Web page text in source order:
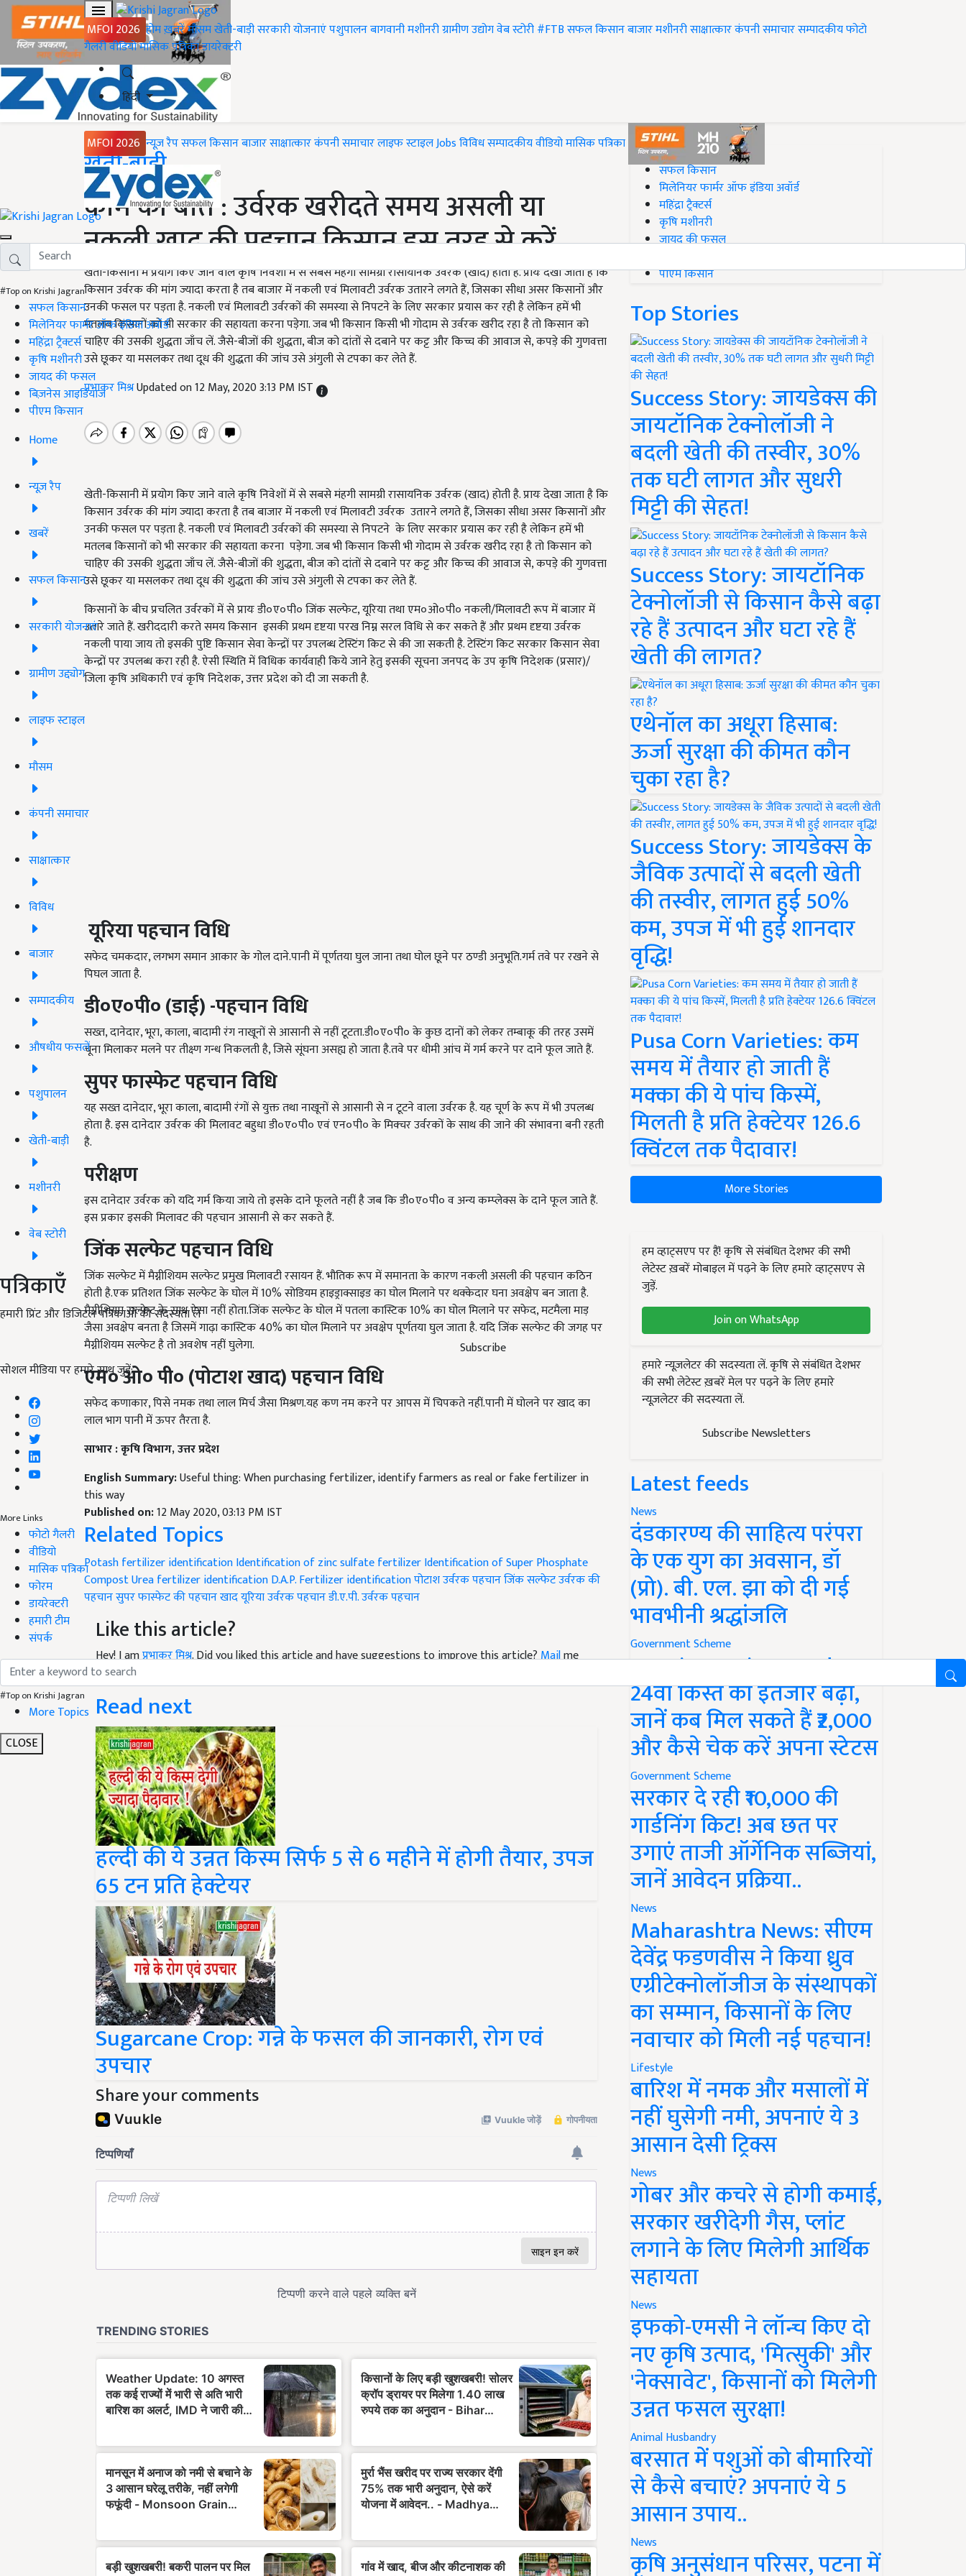
MFOI 2026 होमख़बरेंमौसमखेती-बाड़ीसरकारी योजनाएंपशुपालनबागवानीमशीनरीग्रामीण उद्योगवेब स्टोरी#FTBसफल किसानबाजारमशीनरीसाक्षात्कारकंपनी समाचारसम्पादकीयफोटो
गैलरीवीडियोमासिक पत्रिकाडायरेक्टरी
हिंदी
MFOI 2026 न्यूज़ रैपसफल किसानबाजारसाक्षात्कारकंपनी समाचारलाइफ स्टाइलJobsविविधसम्पादकीयवीडियोमासिक पत्रिका
#Top on Krishi Jagran
सफल किसान
मिलेनियर फार्मर ऑफ इंडिया अवॉर्ड
महिंद्रा ट्रैक्टर्स
कृषि मशीनरी
जायद की फसल
बिज़नेस आइडियाज
पीएम किसान
Home
न्यूज़ रैप
खबरें
सफल किसान
सरकारी योजनाएं
ग्रामीण उद्द्योग
लाइफ स्टाइल
मौसम
कंपनी समाचार
साक्षात्कार
विविध
बाजार
सम्पादकीय
औषधीय फसलें
पशुपालन
खेती-बाड़ी
मशीनरी
वेब स्टोरी
पत्रिकाएँ
हमारी प्रिंट और डिजिटल पत्रिकाओं की सदस्यता लें
Subscribe
सोशल मीडिया पर हमारे साथ जुड़ें:
More Links
फोटो गैलरी
वीडियो
मासिक पत्रिका
फोरम
डायरेक्टरी
हमारी टीम
संपर्क
#Top on Krishi Jagran
More Topics
CLOSE
Home
खेती-बाड़ी
काम की बात : उर्वरक खरीदते समय असली या
नकली खाद की पहचान किसान इस तरह से करें
खेती-किसानी में प्रयोग किए जाने वाले कृषि निवेशों में से सबसे मंहगी सामग्री रासायनिक उर्वरक (खाद) होती है. प्रायः देखा जाता है कि
किसान उर्वरक की मांग ज्यादा करता है तब बाजार में नकली एवं मिलावटी उर्वरक उतारने लगते हैं, जिसका सीधा असर किसानों और
उनकी फसल पर पड़ता है. नकली एवं मिलावटी उर्वरकों की समस्या से निपटने के लिए सरकार प्रयास कर रही है लेकिन हमें भी
मतलब किसानों को भी सरकार की सहायता करना पड़ेगा. जब भी किसान किसी भी गोदाम से उर्वरक खरीद रहा है तो किसान को
चाहिए की उसकी शुद्धता जाँच लें. जैसे-बीजों की शुद्धता, बीज को दांतों से दबाने पर कट्ट और किच्च की आवाज से, कपड़े की गुणवत्ता
उसे छूकर या मसलकर तथा दूध की शुद्धता की जांच उसे अंगुली से टपका कर लेते हैं.
प्रभाकर मिश्रUpdated on 12 May, 2020 3:13 PM IST
खेती-किसानी में प्रयोग किए जाने वाले कृषि निवेशों में से सबसे मंहगी सामग्री रासायनिक उर्वरक (खाद) होती है. प्रायः देखा जाता है कि
किसान उर्वरक की मांग ज्यादा करता है तब बाजार में नकली एवं मिलावटी उर्वरक उतारने लगते हैं, जिसका सीधा असर किसानों और
उनकी फसल पर पड़ता है. नकली एवं मिलावटी उर्वरकों की समस्या से निपटने के लिए सरकार प्रयास कर रही है लेकिन हमें भी
मतलब किसानों को भी सरकार की सहायता करना पड़ेगा. जब भी किसान किसी भी गोदाम से उर्वरक खरीद रहा है तो किसान को
चाहिए की उसकी शुद्धता जाँच लें. जैसे-बीजों की शुद्धता, बीज को दांतों से दबाने पर कट्ट और किच्च की आवाज से, कपड़े की गुणवत्ता
उसे छूकर या मसलकर तथा दूध की शुद्धता की जांच उसे अंगुली से टपका कर लेते हैं.
किसानों के बीच प्रचलित उर्वरकों में से प्रायः डी०ए०पी० जिंक सल्फेट, यूरिया तथा एम०ओ०पी० नकली/मिलावटी रूप में बाजार में
उतारे जाते हैं. खरीददारी करते समय किसान इसकी प्रथम दृष्टया परख निम्न सरल विधि से कर सकते हैं और प्रथम दृष्टया उर्वरक
नकली पाया जाय तो इसकी पुष्टि किसान सेवा केन्द्रों पर उपलब्ध टेस्टिंग किट से की जा सकती है. टेस्टिंग किट सरकार किसान सेवा
केन्द्रों पर उपलब्ध करा रही है. ऐसी स्थिति में विधिक कार्यवाही किये जाने हेतु इसकी सूचना जनपद के उप कृषि निदेशक (प्रसार)/
जिला कृषि अधिकारी एवं कृषि निदेशक, उत्तर प्रदेश को दी जा सकती है.
यूरियापहचानविधि
सफेद चमकदार, लगभग समान आकार के गोल दाने.पानी में पूर्णतया घुल जाना तथा घोल छूने पर ठण्डी अनुभूति.गर्म तवे पर रखने से
पिघल जाता है.
डी०ए०पी०(डाई) -पहचानविधि
सख्त, दानेदार, भूरा, काला, बादामी रंग नाखूनों से आसानी से नहीं टूटता.डी०ए०पी० के कुछ दानों को लेकर तम्बाकू की तरह उसमें
चूना मिलाकर मलने पर तीक्ष्ण गन्ध निकलती है, जिसे सूंघना असह्य हो जाता है.तवे पर धीमी आंच में गर्म करने पर दाने फूल जाते हैं.
सुपरफास्फेटपहचानविधि
यह सख्त दानेदार, भूरा काला, बादामी रंगों से युक्त तथा नाखूनों से आसानी से न टूटने वाला उर्वरक है. यह चूर्ण के रूप में भी उपलब्ध
होता है. इस दानेदार उर्वरक की मिलावट बहुधा डी०ए०पी० एवं एन०पी० के मिक्चर उर्वरकों के साथ की जाने की संभावना बनी रहती
है.
परीक्षण
इस दानेदार उर्वरक को यदि गर्म किया जाये तो इसके दाने फूलते नहीं है जब कि डी०ए०पी० व अन्य कम्प्लेक्स के दाने फूल जाते हैं.
इस प्रकार इसकी मिलावट की पहचान आसानी से कर सकते हैं.
जिंकसल्फेटपहचानविधि
जिंक सल्फेट में मैग्नीशियम सल्फेट प्रमुख मिलावटी रसायन हैं. भौतिक रूप में समानता के कारण नकली असली की पहचान कठिन
होती है.एक प्रतिशत जिंक सल्फेट के घोल में 10% सोडियम हाइड्राक्साइड का घोल मिलाने पर थक्केदार घना अवक्षेप बन जाता है.
मैग्नीशियम सल्फेट के साथ ऐसा नहीं होता.जिंक सल्फेट के घोल में पतला कास्टिक 10% का घोल मिलाने पर सफेद, मटमैला माड़
जैसा अवक्षेप बनता है जिसमें गाढ़ा कास्टिक 40% का घोल मिलाने पर अवक्षेप पूर्णतया घुल जाता है. यदि जिंक सल्फेट की जगह पर
मैग्नीशियम सल्फेट है तो अवशेष नहीं घुलेगा.
एम०ओ०पी०(पोटाशखाद)पहचानविधि
सफेद कणाकार, पिसे नमक तथा लाल मिर्च जैसा मिश्रण.यह कण नम करने पर आपस में चिपकते नहीं.पानी में घोलने पर खाद का
लाल भाग पानी में ऊपर तैरता है.
साभार:कृषिविभाग,उत्तरप्रदेश
English Summary:Useful thing: When purchasing fertilizer, identify farmers as real or fake fertilizer in
this way
Published on:12 May 2020, 03:13 PM IST
Related Topics
Potash fertilizer identificationIdentification of zinc sulfate fertilizerIdentification of Super Phosphate
Compost Urea fertilizer identificationD.A.P. Fertilizer identificationपोटाश उर्वरक पहचानजिंक सल्फेट उर्वरक की
पहचानसुपर फास्फेट की पहचानखाद यूरिया उर्वरक पहचानडी.ए.पी. उर्वरक पहचान
Like this article?
Hey! I amप्रभाकर मिश्र. Did you liked this article and have suggestions to improve this article?Mailme
your suggestions and feedback.
Read next
हल्दी की ये उन्नत किस्म सिर्फ 5 से 6 महीने में होगी तैयार, उपज
65 टन प्रति हेक्टेयर
Sugarcane Crop: गन्ने के फसल की जानकारी, रोग एवं
उपचार
Share your comments
#Top on Krishi Jagran
सफल किसान
मिलेनियर फार्मर ऑफ इंडिया अवॉर्ड
महिंद्रा ट्रैक्टर्स
कृषि मशीनरी
जायद की फसल
पीएम किसान
Top Stories
Success Story: जायडेक्स की
जायटॉनिक टेक्नोलॉजी ने
बदली खेती की तस्वीर, 30%
तक घटी लागत और सुधरी
मिट्टी की सेहत!
Success Story: जायटॉनिक
टेक्नोलॉजी से किसान कैसे बढ़ा
रहे हैं उत्पादन और घटा रहे हैं
खेती की लागत?
एथेनॉल का अधूरा हिसाब:
ऊर्जा सुरक्षा की कीमत कौन
चुका रहा है?
Success Story: जायडेक्स के
जैविक उत्पादों से बदली खेती
की तस्वीर, लागत हुई 50%
कम, उपज में भी हुई शानदार
वृद्धि!
Pusa Corn Varieties: कम
समय में तैयार हो जाती हैं
मक्का की ये पांच किस्में,
मिलती है प्रति हेक्टेयर 126.6
क्विंटल तक पैदावार!
More Stories
हम व्हाट्सएप पर हैं! कृषि से संबंधित देशभर की सभी
लेटेस्ट ख़बरें मोबाइल में पढ़ने के लिए हमारे व्हाट्सएप से
जुड़ें.
Join on WhatsApp
हमारे न्यूज़लेटर की सदस्यता लें. कृषि से संबंधित देशभर
की सभी लेटेस्ट ख़बरें मेल पर पढ़ने के लिए हमारे
न्यूज़लेटर की सदस्यता लें.
Subscribe Newsletters
Latest feeds
News
दंडकारण्य की साहित्य परंपरा
के एक युग का अवसान, डॉ
(प्रो). बी. एल. झा को दी गई
भावभीनी श्रद्धांजलि
Government Scheme
PM Kisan Yojana Update:
24वीं किस्त का इंतजार बढ़ा,
जानें कब मिल सकते हैं ₹2,000
और कैसे चेक करें अपना स्टेटस
Government Scheme
सरकार दे रही ₹10,000 की
गार्डनिंग किट! अब छत पर
उगाएं ताजी ऑर्गेनिक सब्जियां,
जानें आवेदन प्रक्रिया..
News
Maharashtra News: सीएम
देवेंद्र फडणवीस ने किया ध्रुव
एग्रीटेक्नोलॉजीज के संस्थापकों
का सम्मान, किसानों के लिए
नवाचार को मिली नई पहचान!
Lifestyle
बारिश में नमक और मसालों में
नहीं घुसेगी नमी, अपनाएं ये 3
आसान देसी ट्रिक्स
News
गोबर और कचरे से होगी कमाई,
सरकार खरीदेगी गैस, प्लांट
लगाने के लिए मिलेगी आर्थिक
सहायता
News
इफको-एमसी ने लॉन्च किए दो
नए कृषि उत्पाद, 'मित्सुकी' और
'नेक्सावेट', किसानों को मिलेगी
उन्नत फसल सुरक्षा!
Animal Husbandry
बरसात में पशुओं को बीमारियों
से कैसे बचाएं? अपनाएं ये 5
आसान उपाय..
News
कृषि अनुसंधान परिसर, पटना में